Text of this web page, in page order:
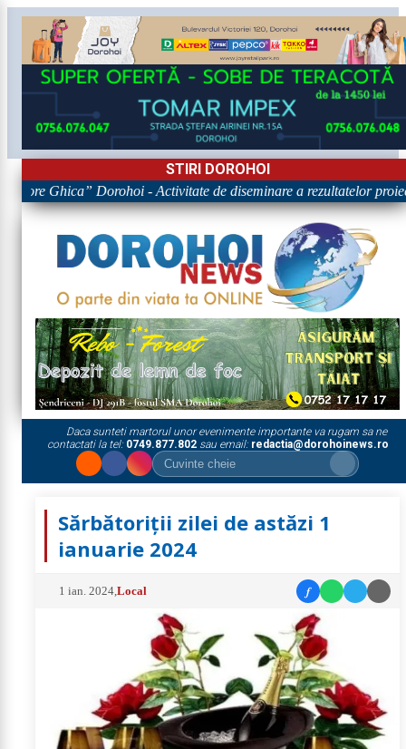
STIRI DOROHOI
Ghica” Dorohoi - Activitate de diseminare a rezultatelor
Daca sunteti martorul unor evenimente importante va rugam sa ne
contactati la tel: 0749.877.802sau email: redactia@dorohoinews.ro
Sărbătoriții zilei de astăzi 1
ianuarie 2024
1 ian. 2024 ,Local f